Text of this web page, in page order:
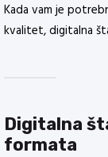
Kada vam je
kvalitet, digitalna
Digitalna
formata